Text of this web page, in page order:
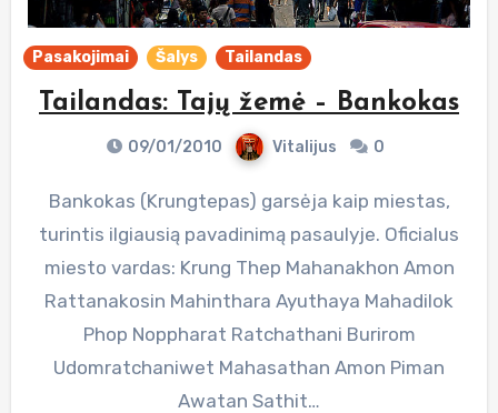
Pasakojimai Šalys Tailandas
Tailandas: Tajų žemė – Bankokas
09/01/2010 Vitalijus 0
Bankokas (Krungtepas) garsėja kaip miestas,
turintis ilgiausią pavadinimą pasaulyje. Oficialus
miesto vardas: Krung Thep Mahanakhon Amon
Rattanakosin Mahinthara Ayuthaya Mahadilok
Phop Noppharat Ratchathani Burirom
Udomratchaniwet Mahasathan Amon Piman
Awatan Sathit…